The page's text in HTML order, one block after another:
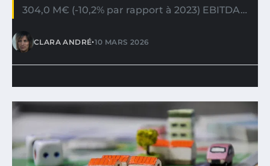
304,0 M€ (-10,2% par rapport à 2023) EBITDA…
CLARA ANDRÉ•10 MARS 2026